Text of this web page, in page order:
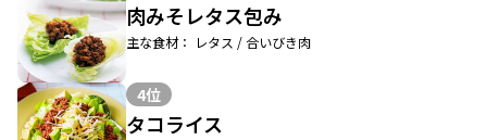
肉みそレタス包み
主な食材： レタス / 合いびき肉
4位
タコライス